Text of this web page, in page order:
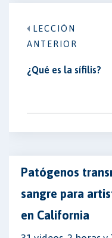
LECCIÓN
ANTERIOR
¿Qué es la sífilis?
Patógenos
sangre para
en California